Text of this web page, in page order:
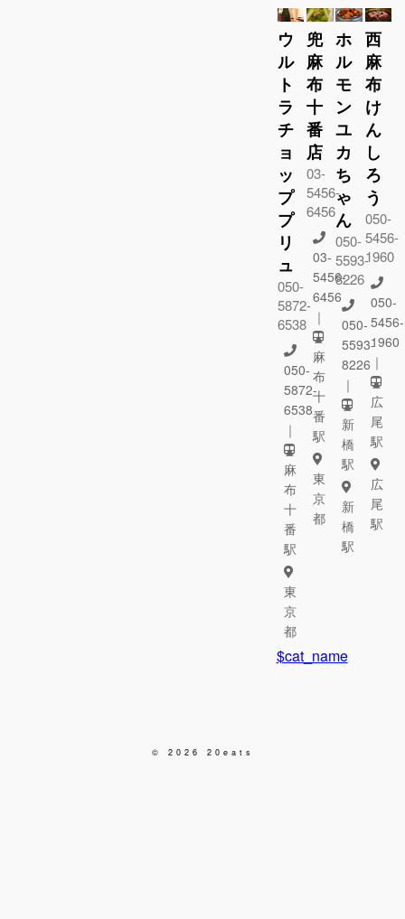
ウ
ル
ト
ラ
チ
ョ
ッ
プ
プ
リ
ュ
050-
5872-
6538
050-
5872-
6538
｜
麻
布
十
番
駅
東
京
都
兜
麻
布
十
番
店
03-
5456-
6456
03-
5456-
6456
｜
麻
布
十
番
駅
東
京
都
ホ
ル
モ
ン
ユ
カ
ち
ゃ
ん
050-
5593-
8226
050-
5593-
8226
｜
新
橋
駅
新
橋
駅
西
麻
布
け
ん
し
ろ
う
050-
5456-
1960
050-
5456-
1960
｜
広
尾
駅
広
尾
駅
$cat_name
© 2026 20eats